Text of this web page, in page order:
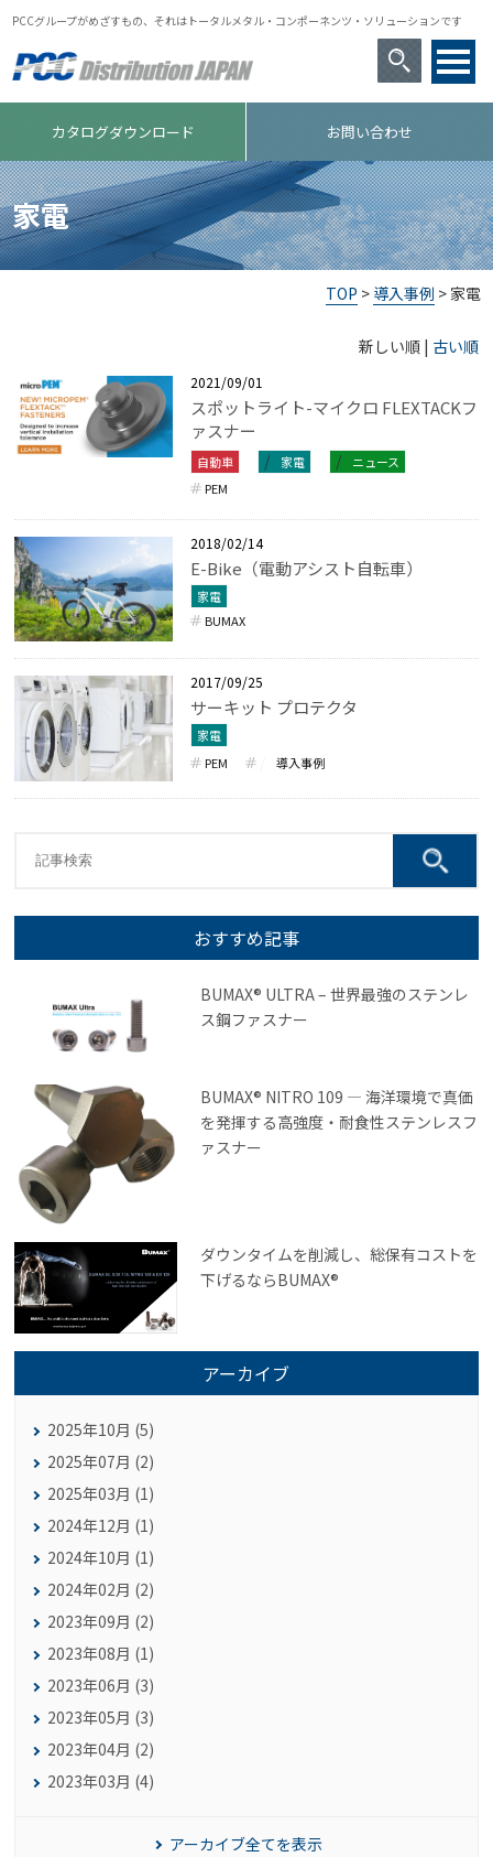
PCCグループがめざすもの、それはトータルメタル・コンポーネンツ・ソリューションです
カタログダウンロード お問い合わせ
家電
TOP > 導入事例 > 家電
新しい順 | 古い順
2021/09/01
スポットライト-マイクロ FLEXTACKフ
ァスナー
自動車 家電
ニュース
PEM
2018/02/14
E-Bike（電動アシスト自転車）
家電
BUMAX
2017/09/25
サーキット プロテクタ
家電
PEM
導入事例
おすすめ記事
BUMAX® ULTRA – 世界最強のステンレ
ス鋼ファスナー
BUMAX® NITRO 109 ― 海洋環境で真価
を発揮する高強度・耐食性ステンレスフ
ァスナー
ダウンタイムを削減し、総保有コストを
下げるならBUMAX®
アーカイブ
2025年10月 (5)
2025年07月 (2)
2025年03月 (1)
2024年12月 (1)
2024年10月 (1)
2024年02月 (2)
2023年09月 (2)
2023年08月 (1)
2023年06月 (3)
2023年05月 (3)
2023年04月 (2)
2023年03月 (4)
アーカイブ全てを表示